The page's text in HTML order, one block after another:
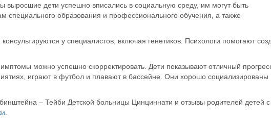
выросшие дети успешно вписались в социальную среду, им могут быть
специального образования и профессионального обучения, а также
у специалистов, включая генетиков. Психологи помогают
можно успешно скорректировать. Дети показывают отличный
играют в футбол и плавают в бассейне. Они хорошо социализированы
– Тейби Детской больницы Цинциннати и отзывы родителей детей